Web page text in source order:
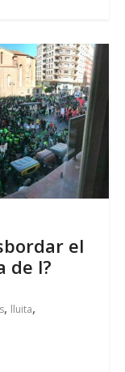
el
de l?
, lluita,